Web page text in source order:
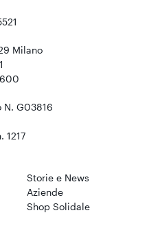
Milano
N. G03816
1217
Storie e News
Aziende
Shop Solidale